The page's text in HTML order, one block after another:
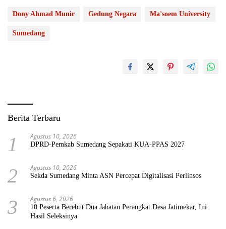
Dony Ahmad Munir Gedung Negara Ma'soem University
Sumedang
Berita Terbaru
1 Agustus 10, 2026
DPRD-Pemkab Sumedang Sepakati KUA-PPAS 2027
2 Agustus 10, 2026
Sekda Sumedang Minta ASN Percepat Digitalisasi Perlinsos
3 Agustus 6, 2026
10 Peserta Berebut Dua Jabatan Perangkat Desa Jatimekar, Ini
Hasil Seleksinya